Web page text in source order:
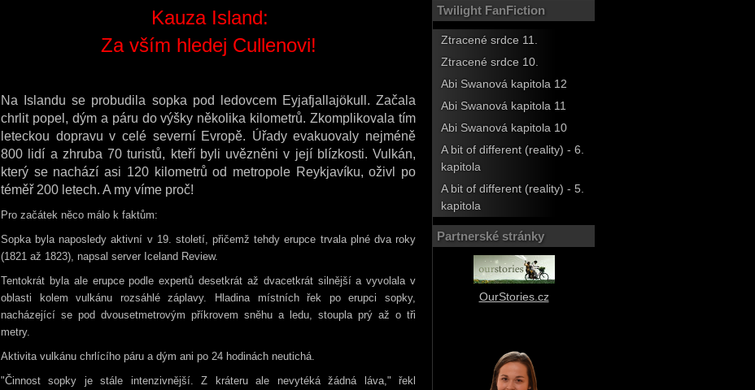
Kauza Island:
Za vším hledej Cullenovi!
Na Islandu se probudila sopka pod ledovcem Eyjafjallajökull. Začala
chrlit popel, dým a páru do výšky několika kilometrů. Zkomplikovala tím
leteckou dopravu v celé severní Evropě. Úřady evakuovaly nejméně
800 lidí a zhruba 70 turistů, kteří byli uvězněni v její blízkosti. Vulkán,
který se nachází asi 120 kilometrů od metropole Reykjavíku, oživl po
téměř 200 letech. A my víme proč!
Pro začátek něco málo k faktům:
Sopka byla naposledy aktivní v 19. století, přičemž tehdy erupce trvala plné dva roky
(1821 až 1823), napsal server Iceland Review.
Tentokrát byla ale erupce podle expertů desetkrát až dvacetkrát silnější a vyvolala v
oblasti kolem vulkánu rozsáhlé záplavy. Hladina místních řek po erupci sopky,
nacházející se pod dvousetmetrovým příkrovem sněhu a ledu, stoupla prý až o tři
metry.
Aktivita vulkánu chrlícího páru a dým ani po 24 hodinách neutichá.
"Činnost sopky je stále intenzivnější. Z kráteru ale nevytéká žádná láva," řekl
Twilight FanFiction
Ztracené srdce 11.
Ztracené srdce 10.
Abi Swanová kapitola 12
Abi Swanová kapitola 11
Abi Swanová kapitola 10
A bit of different (reality) - 6.
kapitola
A bit of different (reality) - 5.
kapitola
Partnerské stránky
OurStories.cz